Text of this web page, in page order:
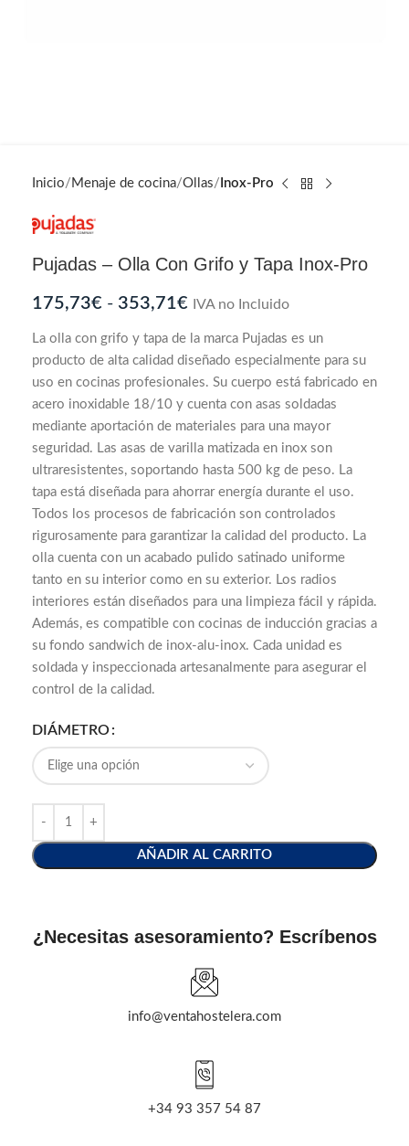
Inicio Menaje de cocina Ollas Inox-Pro
Pujadas – Olla Con Grifo y Tapa Inox-Pro
175,73€ - 353,71€ IVA no Incluido
La olla con grifo y tapa de la marca Pujadas es un
producto de alta calidad diseñado especialmente para su
uso en cocinas profesionales. Su cuerpo está fabricado en
acero inoxidable 18/10 y cuenta con asas soldadas
mediante aportación de materiales para una mayor
seguridad. Las asas de varilla matizada en inox son
ultraresistentes, soportando hasta 500 kg de peso. La
tapa está diseñada para ahorrar energía durante el uso.
Todos los procesos de fabricación son controlados
rigurosamente para garantizar la calidad del producto. La
olla cuenta con un acabado pulido satinado uniforme
tanto en su interior como en su exterior. Los radios
interiores están diseñados para una limpieza fácil y rápida.
Además, es compatible con cocinas de inducción gracias a
su fondo sandwich de inox-alu-inox. Cada unidad es
soldada y inspeccionada artesanalmente para asegurar el
control de la calidad.
DIÁMETRO
AÑADIR AL CARRITO
¿Necesitas asesoramiento? Escríbenos
info@ventahostelera.com
+34 93 357 54 87